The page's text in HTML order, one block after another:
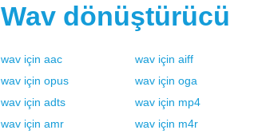
Wav dönüştürücü
wav için aac wav için aiff
wav için opus wav için oga
wav için adts wav için mp4
wav için amr wav için m4r